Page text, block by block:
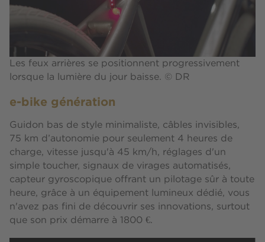
Les feux arrières se positionnent progressivement
lorsque la lumière du jour baisse. © DR
e-bike génération
Guidon bas de style minimaliste, câbles invisibles,
75 km d’autonomie pour seulement 4 heures de
charge, vitesse jusqu'à 45 km/h, réglages d'un
simple toucher, signaux de virages automatisés,
capteur gyroscopique offrant un pilotage sûr à toute
heure, grâce à un équipement lumineux dédié, vous
n'avez pas fini de découvrir ses innovations, surtout
que son prix démarre à 1800 €.